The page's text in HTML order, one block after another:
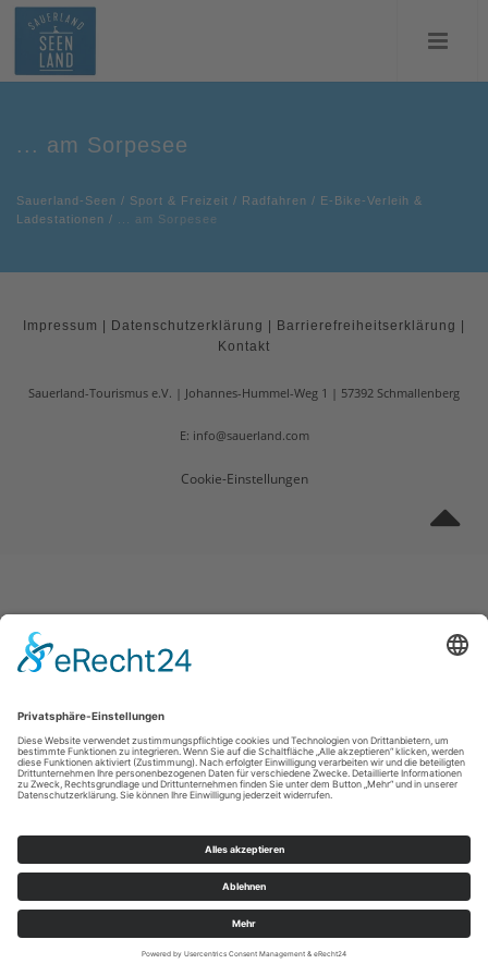
... am Sorpesee
Sauerland-Seen / Sport & Freizeit / Radfahren / E-Bike-Verleih &
Ladestationen / ... am Sorpesee
Impressum Datenschutzerklärung Barrierefreiheitserklärung
Kontakt
Sauerland-Tourismus e.V. Johannes-Hummel-Weg 1 57392 Schmallenberg
E: info@sauerland.com
Cookie-Einstellungen